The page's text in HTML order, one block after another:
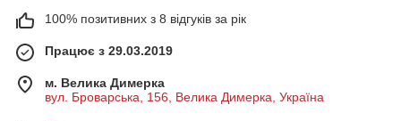
100% позитивних з 8 відгуків за рік
Працює з 29.03.2019
м. Велика Димерка
вул. Броварська, 156, Велика Димерка, Україна